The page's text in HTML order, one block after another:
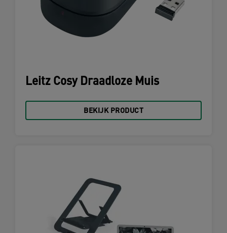
Leitz Cosy Draadloze Muis
BEKIJK PRODUCT